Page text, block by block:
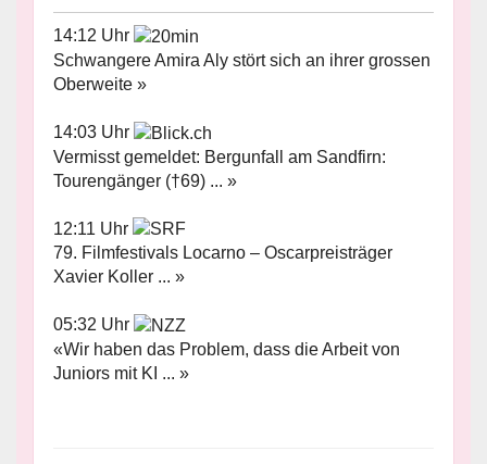
14:12 Uhr
Schwangere Amira Aly stört sich an ihrer grossen
Oberweite »
14:03 Uhr
Vermisst gemeldet: Bergunfall am Sandfirn:
Tourengänger (†69) ... »
12:11 Uhr
79. Filmfestivals Locarno – Oscarpreisträger
Xavier Koller ... »
05:32 Uhr
«Wir haben das Problem, dass die Arbeit von
Juniors mit KI ... »